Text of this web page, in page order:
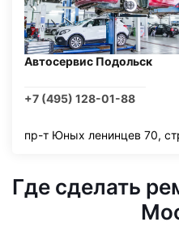
Автосервис Подольск
+7 (495) 128-01-88
пр-т Юных ленинцев 70,
Где сделать